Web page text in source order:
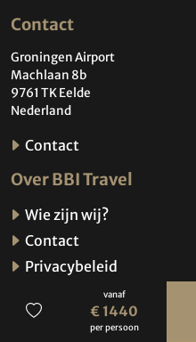
vanaf
€ 1440
per persoon
Contact
Groningen Airport
Machlaan 8b
9761 TK Eelde
Nederland
Contact
Over BBI Travel
Wie zijn wij?
Contact
Privacybeleid
Cookiebeleid
ANVR